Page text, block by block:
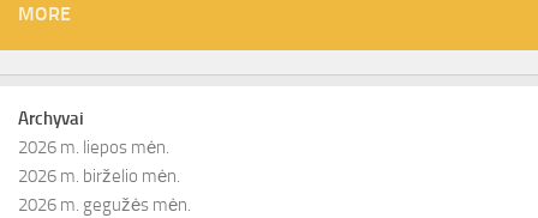
MORE
Archyvai
2026 m. liepos mėn.
2026 m. birželio mėn.
2026 m. gegužės mėn.